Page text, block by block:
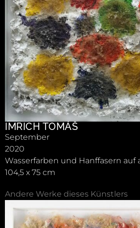
IMRICH TOMÁŠ
September
2020
Wasserfarben und Hanffasern auf
104,5 x 75 cm
Andere Werke dieses Künstlers